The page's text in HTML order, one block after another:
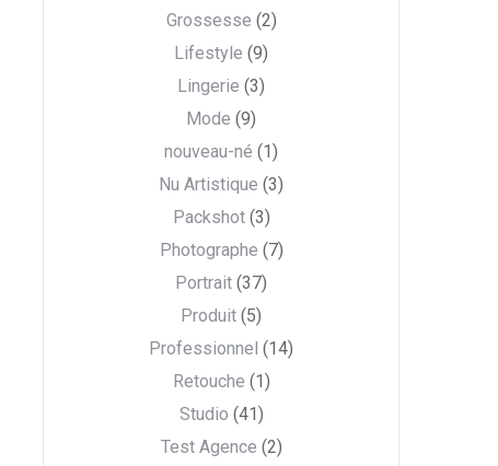
Grossesse (2)
Lifestyle (9)
Lingerie (3)
Mode (9)
nouveau-né (1)
Nu Artistique (3)
Packshot(3)
Photographe (7)
Portrait (37)
Produit (5)
Professionnel (14)
Retouche (1)
Studio (41)
Test Agence (2)